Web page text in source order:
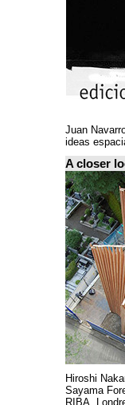
Juan
ideas
A closer
Hiroshi
Sayama
RIBA,